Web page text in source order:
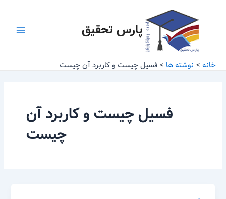
پارس تحقیق
خانه نوشته ها فسیل چیست و کاربرد آن چیست
فسیل چیست و کاربرد آن
چیست